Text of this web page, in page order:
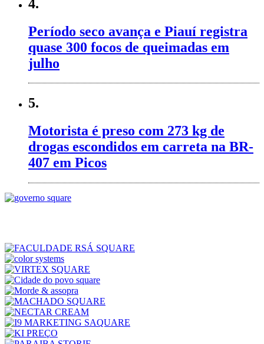
4.
Período seco avança e Piauí registra
quase 300 focos de queimadas em
julho
5.
Motorista é preso com 273 kg de
drogas escondidos em carreta na BR-
407 em Picos